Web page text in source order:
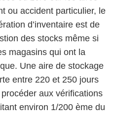
ou accident particulier, le
d’inventaire est de
des stocks même si
magasins qui ont la
Une aire de stockage
entre 220 et 250 jours
aux vérifications
environ 1/200 ème du